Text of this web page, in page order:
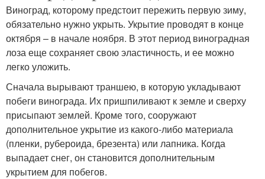
Виноград, которому предстоит пережить первую зиму,
обязательно нужно укрыть. Укрытие проводят в конце
октября – в начале ноября. В этот период виноградная
лоза еще сохраняет свою эластичность, и ее можно
легко уложить.
Сначала вырывают траншею, в которую укладывают
побеги винограда. Их пришпиливают к земле и сверху
присыпают землей. Кроме того, сооружают
дополнительное укрытие из какого-либо материала
(пленки, рубероида, брезента) или лапника. Когда
выпадает снег, он становится дополнительным
укрытием для побегов.